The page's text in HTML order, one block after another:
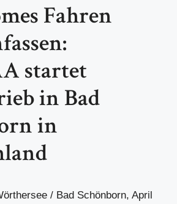
Fahren
startet
in Bad
in
/ Bad Schönborn, April